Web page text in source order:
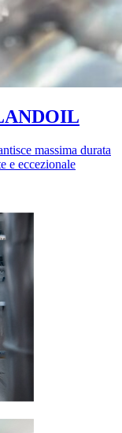
massima durata
e eccezionale